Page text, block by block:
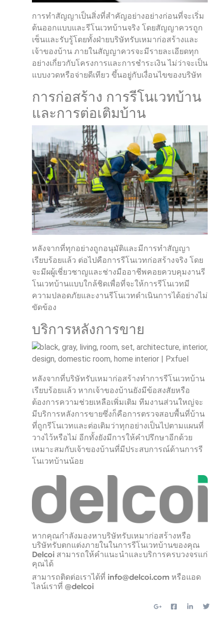
การทำสัญญาเป็นสิ่งที่สำคัญอย่างอย่างก่อนที่จะเริ่ม
ต้นออกแบบและรีโนเวทบ้านจริง โดยสัญญาควรถูก
เซ็นและรับรู้โดยทั้งฝ่ายบริษัทรับเหมาก่อสร้างและ
เจ้าของบ้าน ภายในสัญญาควรจะมีรายละเอียดทุก
อย่างเกี่ยวกับโครงการและการชำระเงิน ไม่ว่าจะเป็น
แบบงวดหรือจ่ายดีเทียว ขึ้นอยู่กับเงื่อนไขของบริษัท
การก่อสร้าง การรีโนเวทบ้าน
และการต่อเติมบ้าน
หลังจากที่ทุกอย่างถูกอนุมัติและมีการทำสัญญา
เรียบร้อยแล้ว ต่อไปคือการรีโนเวทก่อสร้างจริง โดย
จะมีผผู้เชี่ยวชาญและช่างมืออาชีพคอยควบคุมงานรี
โนเวทบ้านแบบใกล้ชิดเพื่อที่จะให้การรีโนเวทมี
ความปลอดภัยและงานรีโนเวทดำเนินการได้อย่างไม่
ขัดข้อง
บริการหลังการขาย
หลังจากที่บริษัทรับเหมาก่อสร้างทำการรีโนเวทบ้าน
เรียบร้อยแล้ว หากเจ้าของบ้านยังมีข้อสงสัยหรือ
ต้องการความช่วยเหลือเพิ่มเติม ทีมงานส่วนใหญ่จะ
มีบริการหลังการขายซึ่งก็คือการตรวจสอบพื้นที่บ้าน
ที่ถูกรีโนเวทและต่อเติมว่าทุกอย่างเป็นไปตามแผนที่
วางไว้หรือไม่ อีกทั้งยังมีการให้คำปรึกษาอีกด้วย
เหมาะสมกับเจ้าของบ้านที่มีประสบการณ์ด้านการรี
โนเวทบ้านน้อย
หากคุณกำลังมองหาบริษัทรับเหมาก่อสร้างหรือ
บริษัทรับตกแต่งภายในในการรีโนเวทบ้านของคุณ
Delcoi สามารถให้คำแนะนำและบริการครบวงจรแก่
คุณได้
สามารถติดต่อเราได้ที่ info@delcoi.com หรือแอด
ไลน์เราที่ @delcoi